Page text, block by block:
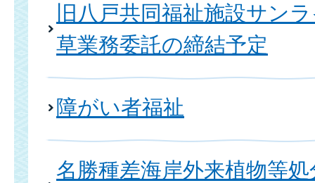
旧八戸共同福祉施設サン
草業務委託の締結予定
障がい者福祉
名勝種差海岸外来植物等